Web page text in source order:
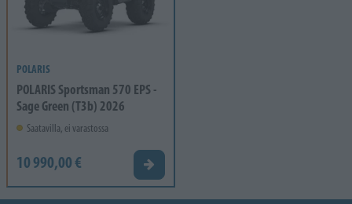
POLARIS
POLARIS Sportsman 570 EPS -
Sage Green (T3b) 2026
Saatavilla, ei varastossa
10 990,00 €